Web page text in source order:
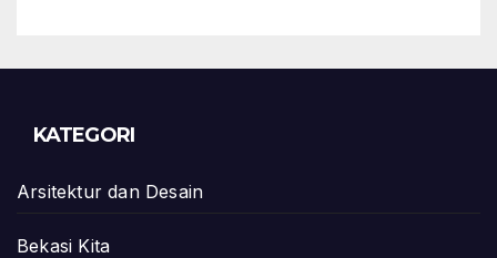
KATEGORI
Arsitektur dan Desain
Bekasi Kita